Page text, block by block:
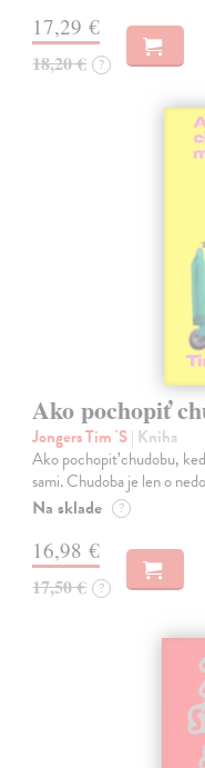
17,29 €
18,20 € ?
Ako pochopiť
Jongers Tim 'S| Kniha
Ako pochopiť chudobu,
sami. Chudoba je len o
Na sklade ?
16,98 €
17,50 € ?